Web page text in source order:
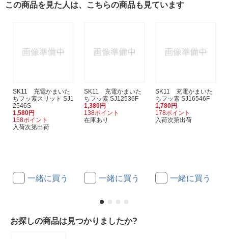
この商品を見た人は、こちらの商品も見ています
SK11 充電かまいた
ちフッ素スリット SJ1
2546S
1,580円
158ポイント
入荷次第出荷
一緒に買う
SK11 充電かまいた
ちフッ素 SJ12536F
1,380円
138ポイント
在庫あり
一緒に買う
SK11 充電かまいた
ちフッ素 SJ16546F
1,780円
178ポイント
入荷次第出荷
一緒に買う
お探しの商品は見つかりましたか?